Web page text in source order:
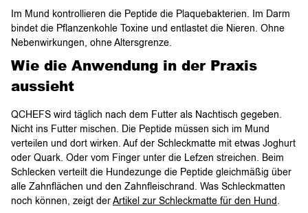
Im Mund kontrollieren die Peptide die Plaquebakterien. Im Darm
bindet die Pflanzenkohle Toxine und entlastet die Nieren. Ohne
Nebenwirkungen, ohne Altersgrenze.
Wie die Anwendung in der Praxis
aussieht
QCHEFS wird täglich nach dem Futter als Nachtisch gegeben.
Nicht ins Futter mischen. Die Peptide müssen sich im Mund
verteilen und dort wirken. Auf der Schleckmatte mit etwas Joghurt
oder Quark. Oder vom Finger unter die Lefzen streichen. Beim
Schlecken verteilt die Hundezunge die Peptide gleichmäßig über
alle Zahnflächen und den Zahnfleischrand. Was Schleckmatten
noch können, zeigt derArtikel zur Schleckmatte für den Hund.